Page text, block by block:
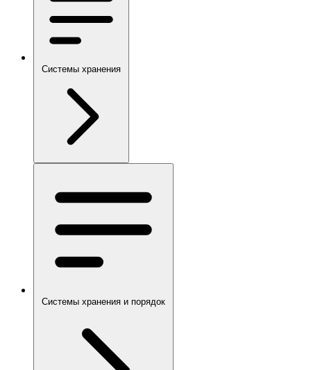
Системы хранения
Системы хранения и порядок